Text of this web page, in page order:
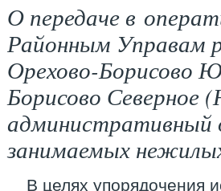
О передаче в
Районным Управам
Орехово-Борисово
Борисово
административный
занимаемых
В целях упорядочения